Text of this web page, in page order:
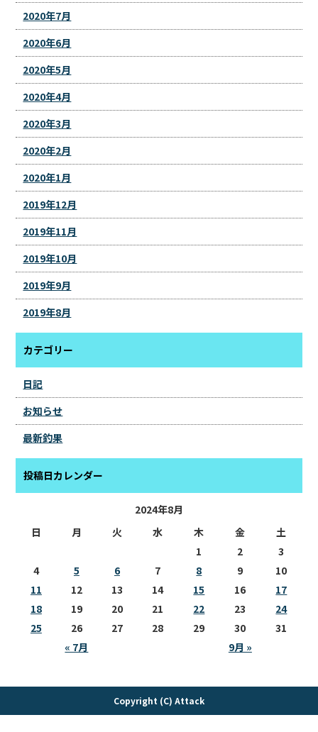
2020年7月
2020年6月
2020年5月
2020年4月
2020年3月
2020年2月
2020年1月
2019年12月
2019年11月
2019年10月
2019年9月
2019年8月
カテゴリー
日記
お知らせ
最新釣果
投稿日カレンダー
2024年8月
日
月 火 水 木 金 土
« 7月 9月 »
1 2
3
4
5 6 7 8 9
10
11
12 13 14 15 16
17
18
19 20 21 22 23
24
25
26 27 28 29 30 31
Copyright (C) Attack